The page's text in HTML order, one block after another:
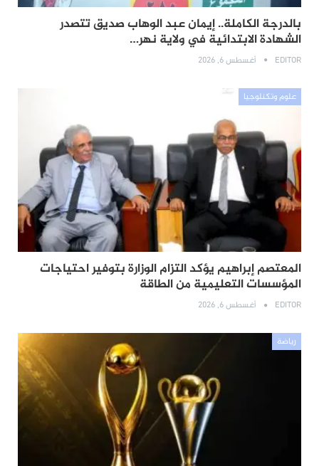
بالدرجة الكاملة.. إيمان عبد الوهاب صديق تتصدر
الشهادة الابتدائية في ولاية نهر…
EDITOR أغسطس 6, 2026
علوم وتكنلوجيا
المعتصم إبراهيم يؤكد التزام الوزارة بتوفير احتياجات
المؤسسات التعليمية من الطاقة
EDITOR أغسطس 6, 2026
رياضة